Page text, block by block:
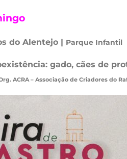
do Alentejo | Parque Infantil
gado, cães de
ACRA – Associação de Criadores do